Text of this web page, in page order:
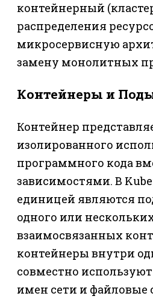
контейнерный
распределения
микросервисную
замену монолитных
Контейнеры и
Контейнер
изолированного
программного кода
зависимостями. В
единицей являются
одного или
взаимосвязанных
контейнеры внутри
совместно
имен сети и файловые